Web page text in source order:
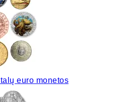
euro monetos